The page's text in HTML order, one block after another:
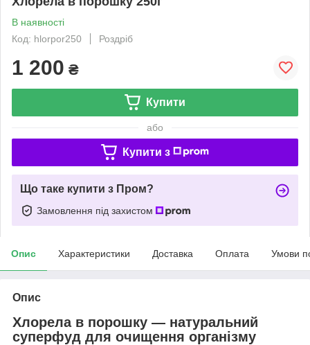
В наявності
Код: hlorpor250
Роздріб
1 200 ₴
Купити
або
Купити з
Що таке купити з Пром?
Замовлення під захистом
Опис Характеристики Доставка Оплата Умови
Опис
Хлорела в порошку — натуральний
суперфуд для очищення організму